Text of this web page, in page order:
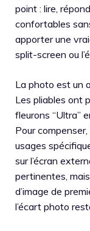
point : lire,
confortables
apporter une
split-screen ou
La photo est un
Les pliables ont
fleurons “Ultra”
Pour
usages
sur l’écran
pertinentes,
d’image de
l’écart photo